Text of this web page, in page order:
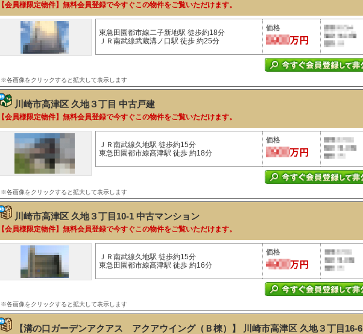
【会員様限定物件】無料会員登録で今すぐこの物件をご覧いただけます。
東急田園都市線二子新地駅 徒歩約18分
ＪＲ南武線武蔵溝ノ口駅 徒歩 約25分
価格
※各画像をクリックすると拡大して表示します
川崎市高津区 久地３丁目 中古戸建
【会員様限定物件】無料会員登録で今すぐこの物件をご覧いただけます。
ＪＲ南武線久地駅 徒歩約15分
東急田園都市線高津駅 徒歩 約18分
価格
※各画像をクリックすると拡大して表示します
川崎市高津区 久地３丁目10-1 中古マンション
【会員様限定物件】無料会員登録で今すぐこの物件をご覧いただけます。
ＪＲ南武線久地駅 徒歩約15分
東急田園都市線高津駅 徒歩 約16分
価格
※各画像をクリックすると拡大して表示します
【溝の口ガーデンアクアス アクアウイング（Ｂ棟）】 川崎市高津区 久地３丁目16-6